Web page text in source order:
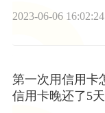
2023-06-06 16:02:24
第一次用信用卡
信用卡晚还了5